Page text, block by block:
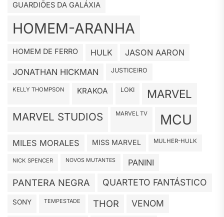
GUARDIÕES DA GALÁXIA
HOMEM-ARANHA
HOMEM DE FERRO HULK
JASON AARON
JONATHAN HICKMAN
JUSTICEIRO
KELLY THOMPSON KRAKOA LOKI MARVEL
MARVEL STUDIOS MARVEL TV MCU
MILES MORALES MISS MARVEL MULHER-HULK
NICK SPENCER NOVOS MUTANTES PANINI
PANTERA NEGRA QUARTETO FANTÁSTICO
SONY TEMPESTADE THOR VENOM